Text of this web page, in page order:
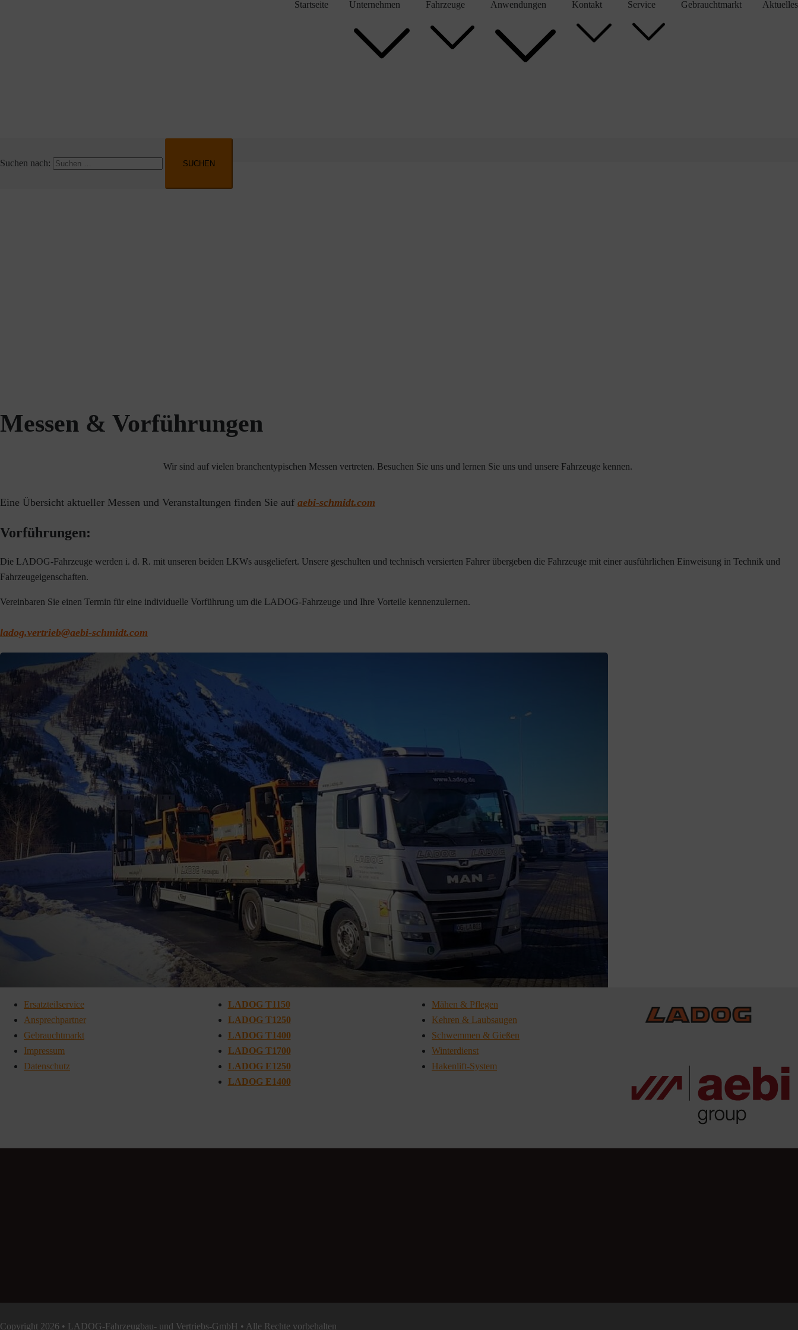
Startseite Unternehmen Fahrzeuge Anwendungen Kontakt Service Gebrauchtmarkt Aktuelles
Suchen nach:
Service Gebrauchtmarkt Aktuelles
Messen & Vorführungen
Wir sind auf vielen branchentypischen Messen vertreten. Besuchen Sie uns und lernen Sie uns und unsere Fahrzeuge kennen.
Eine Übersicht aktueller Messen und Veranstaltungen finden Sie auf aebi-schmidt.com
Vorführungen:
Die LADOG-Fahrzeuge werden i. d. R. mit unseren beiden LKWs ausgeliefert. Unsere geschulten und technisch versierten Fahrer übergeben die Fahrzeuge mit einer ausführlichen Einweisung in Technik und
Fahrzeugeigenschaften.
Vereinbaren Sie einen Termin für eine individuelle Vorführung um die LADOG-Fahrzeuge und Ihre Vorteile kennenzulernen.
ladog.vertrieb@aebi-schmidt.com
Ersatzteilservice
Ansprechpartner
Gebrauchtmarkt
Impressum
Datenschutz
LADOG T1150
LADOG T1250
LADOG T1400
LADOG T1700
LADOG E1250
LADOG E1400
Mähen & Pflegen
Kehren & Laubsaugen
Schwemmen & Gießen
Winterdienst
Hakenlift-System
Copyright 2026 • LADOG-Fahrzeugbau- und Vertriebs-GmbH • Alle Rechte vorbehalten